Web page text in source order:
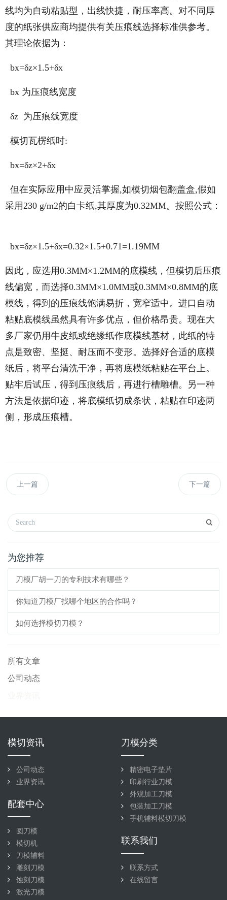
线均为自动粘贴型，出线快捷，耐压率高。对不同厚
度的纸张供应商均提供有关压痕线选择标准供参考。
其理论依据为：
bx=δz×1.5+δx
bx 为压痕线宽度
δz 为压痕线宽度
模切瓦楞纸时:
bx=δz×2+δx
但在实际应用中应灵活掌握,如模切烟包翻盖盒,假如
采用230 g/m2的白卡纸,其厚度为0.32MM。按照公式：
bx=δz×1.5+δx=0.32×1.5+0.71=1.19MM
因此，应选用0.3MM×1.2MM的底模线，但模切后压痕
线偏宽，而选择0.3MM×1.0MM或0.3MM×0.8MM的底
模线，得到的压痕线饱满易折，宽窄适中。进口自动
粘贴底模线虽然具有许多优点，但价格昂贵。现在大
多厂家仍用牛皮纸或绝缘纸作底模线基材，此纸的特
点是致密、坚挺、耐压而不变形。选择好合适的底模
纸后，将平台清洗干净，再将底模纸粘贴在平台上。
贴牢后试压，得到压痕线后，再进行槽雕槽。另一种
方法是依据印迹，将底模纸切成条状，粘贴在印迹两
侧，形成压痕槽。
上一篇 下一篇
为您推荐
刀模厂胡一刀的专利技术有哪些？
你知道刀模厂找哪个地区的合作吗？
如何选择模切刀模？
所有文章
公司动态
模切资讯
公司动态
业界资讯
刀模分类
精密电子垫片
印刷行业刀模
外观加工刀模
包装加工刀模
手机辅料模切刀模
配套中心
圆刀模
模切机
刀模辅料
雕刻刀模
蚀刻刀模
激光刀模
联系我们
联系方式
在线留言